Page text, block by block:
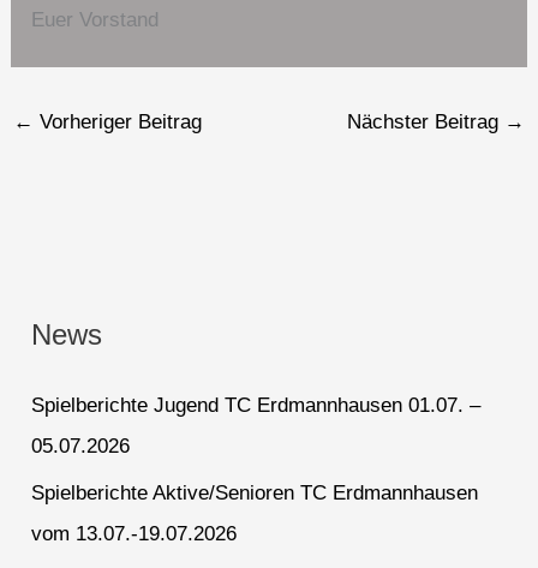
Euer Vorstand
← Vorheriger Beitrag Nächster Beitrag →
News
Spielberichte Jugend TC Erdmannhausen 01.07. –
05.07.2026
Spielberichte Aktive/Senioren TC Erdmannhausen
vom 13.07.-19.07.2026